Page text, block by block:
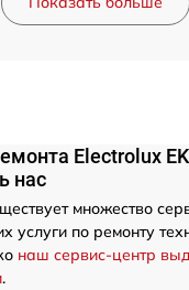
Electrolux
нас
множество
услуги по ремонту
наш сервис-центр
.